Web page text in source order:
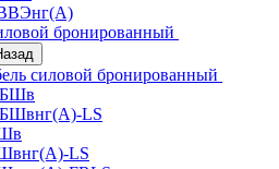
бронированный
силовой бронированный
LS
LS